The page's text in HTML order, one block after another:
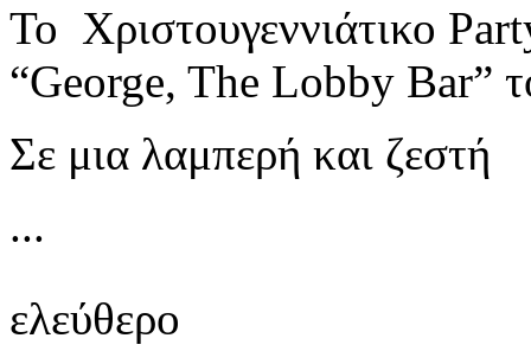
Το Χριστουγεννιάτικο
“George, The Lobby Bar”
Σε μια λαμπερή και ζεστή
...
ελεύθερο